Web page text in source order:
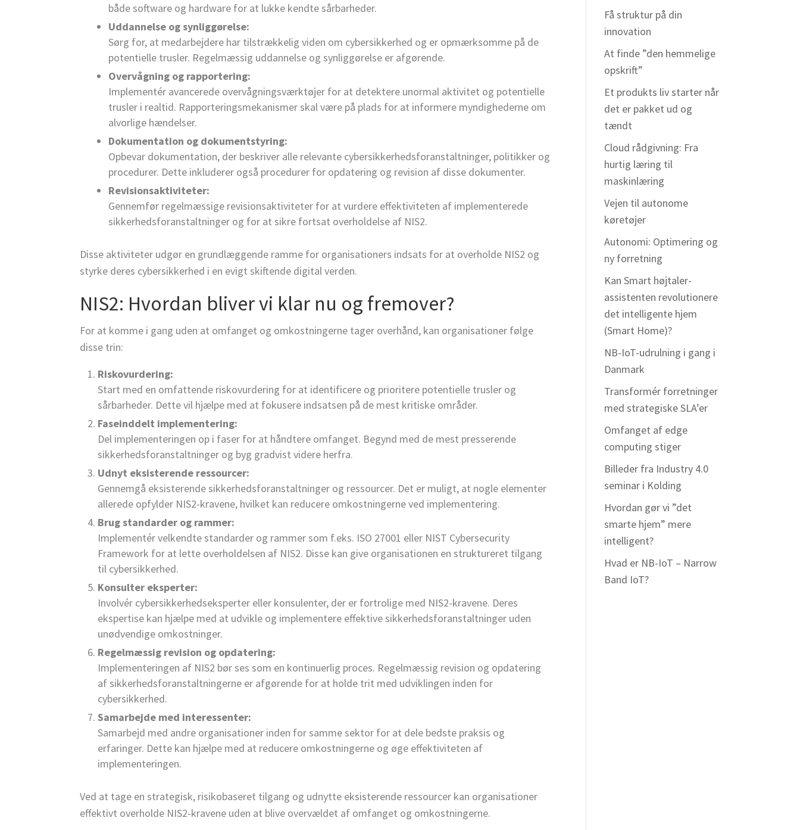
både software og hardware for at lukke kendte sårbarheder.
Uddannelse og synliggørelse:
Sørg for, at medarbejdere har tilstrækkelig viden om cybersikkerhed og er opmærksomme på de
potentielle trusler. Regelmæssig uddannelse og synliggørelse er afgørende.
Overvågning og rapportering:
Implementér avancerede overvågningsværktøjer for at detektere unormal aktivitet og potentielle
trusler i realtid. Rapporteringsmekanismer skal være på plads for at informere myndighederne om
alvorlige hændelser.
Dokumentation og dokumentstyring:
Opbevar dokumentation, der beskriver alle relevante cybersikkerhedsforanstaltninger, politikker og
procedurer. Dette inkluderer også procedurer for opdatering og revision af disse dokumenter.
Revisionsaktiviteter:
Gennemfør regelmæssige revisionsaktiviteter for at vurdere effektiviteten af implementerede
sikkerhedsforanstaltninger og for at sikre fortsat overholdelse af NIS2.
Disse aktiviteter udgør en grundlæggende ramme for organisationers indsats for at overholde NIS2 og
styrke deres cybersikkerhed i en evigt skiftende digital verden.
NIS2: Hvordan bliver vi klar nu og fremover?
For at komme i gang uden at omfanget og omkostningerne tager overhånd, kan organisationer følge
disse trin:
Riskovurdering:
Start med en omfattende riskovurdering for at identificere og prioritere potentielle trusler og
sårbarheder. Dette vil hjælpe med at fokusere indsatsen på de mest kritiske områder.
Faseinddelt implementering:
Del implementeringen op i faser for at håndtere omfanget. Begynd med de mest presserende
sikkerhedsforanstaltninger og byg gradvist videre herfra.
Udnyt eksisterende ressourcer:
Gennemgå eksisterende sikkerhedsforanstaltninger og ressourcer. Det er muligt, at nogle elementer
allerede opfylder NIS2-kravene, hvilket kan reducere omkostningerne ved implementering.
Brug standarder og rammer:
Implementér velkendte standarder og rammer som f.eks. ISO 27001 eller NIST Cybersecurity
Framework for at lette overholdelsen af NIS2. Disse kan give organisationen en struktureret tilgang
til cybersikkerhed.
Konsulter eksperter:
Involvér cybersikkerhedseksperter eller konsulenter, der er fortrolige med NIS2-kravene. Deres
ekspertise kan hjælpe med at udvikle og implementere effektive sikkerhedsforanstaltninger uden
unødvendige omkostninger.
Regelmæssig revision og opdatering:
Implementeringen af NIS2 bør ses som en kontinuerlig proces. Regelmæssig revision og opdatering
af sikkerhedsforanstaltningerne er afgørende for at holde trit med udviklingen inden for
cybersikkerhed.
Samarbejde med interessenter:
Samarbejd med andre organisationer inden for samme sektor for at dele bedste praksis og
erfaringer. Dette kan hjælpe med at reducere omkostningerne og øge effektiviteten af
implementeringen.
Ved at tage en strategisk, risikobaseret tilgang og udnytte eksisterende ressourcer kan organisationer
effektivt overholde NIS2-kravene uden at blive overvældet af omfanget og omkostningerne.
Få struktur på din
innovation
At finde ”den hemmelige
opskrift”
Et produkts liv starter når
det er pakket ud og
tændt
Cloud rådgivning: Fra
hurtig læring til
maskinlæring
Vejen til autonome
køretøjer
Autonomi: Optimering og
ny forretning
Kan Smart højtaler-
assistenten revolutionere
det intelligente hjem
(Smart Home)?
NB-IoT-udrulning i gang i
Danmark
Transformér forretninger
med strategiske SLA’er
Omfanget af edge
computing stiger
Billeder fra Industry 4.0
seminar i Kolding
Hvordan gør vi ”det
smarte hjem” mere
intelligent?
Hvad er NB-IoT – Narrow
Band IoT?